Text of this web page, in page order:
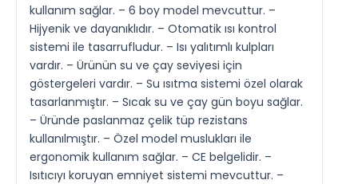
kullanım sağlar. – 6 boy model mevcuttur. –
Hijyenik ve dayanıklıdır. – Otomatik ısı kontrol
sistemi ile tasarrufludur. – Isı yalıtımlı kulpları
vardır. – Ürünün su ve çay seviyesi için
göstergeleri vardır. – Su ısıtma sistemi özel olarak
tasarlanmıştır. – Sıcak su ve çay gün boyu sağlar.
– Üründe paslanmaz çelik tüp rezistans
kullanılmıştır. – Özel model muslukları ile
ergonomik kullanım sağlar. – CE belgelidir. –
Isıtıcıyı koruyan emniyet sistemi mevcuttur. –